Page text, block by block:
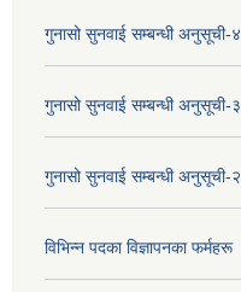
गुनासो सुनवाई सम्बन्धी अनुसूची-४
गुनासो सुनवाई सम्बन्धी अनुसूची-३
गुनासो सुनवाई सम्बन्धी अनुसूची-२
विभिन्न पदका विज्ञापनका फर्महरू